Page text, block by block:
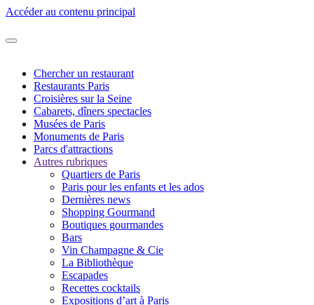
Accéder au contenu principal
Chercher un restaurant
Restaurants Paris
Croisières sur la Seine
Cabarets, dîners spectacles
Musées de Paris
Monuments de Paris
Parcs d'attractions
Autres rubriques
Quartiers de Paris
Paris pour les enfants et les ados
Dernières news
Shopping Gourmand
Boutiques gourmandes
Bars
Vin Champagne & Cie
La Bibliothèque
Escapades
Recettes cocktails
Expositions d’art à Paris